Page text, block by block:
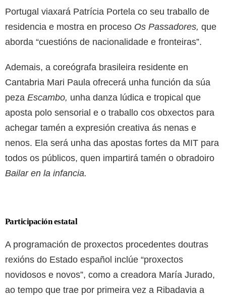
Portugal viaxará Patrícia Portela co seu traballo de
residencia e mostra en proceso Os Passadores, que
aborda “cuestións de nacionalidade e fronteiras”.
Ademais, a coreógrafa brasileira residente en
Cantabria Mari Paula ofrecerá unha función da súa
peza Escambo, unha danza lúdica e tropical que
aposta polo sensorial e o traballo cos obxectos para
achegar tamén a expresión creativa ás nenas e
nenos. Ela será unha das apostas fortes da MIT para
todos os públicos, quen impartirá tamén o obradoiro
Bailar en la infancia.
Participación estatal
A programación de proxectos procedentes doutras
rexións do Estado español inclúe “proxectos
novidosos e novos”, como a creadora María Jurado,
ao tempo que trae por primeira vez a Ribadavia a